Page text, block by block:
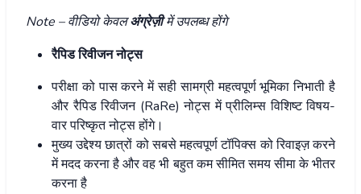
Note – वीडियो केवलअंग्रेज़ीमें उपलब्ध होंगे
रैपिड रिवीजन नोट्स
परीक्षा को पास करने में सही सामग्री महत्वपूर्ण भूमिका निभाती है
और रैपिड रिवीजन (RaRe) नोट्स में प्रीलिम्स विशिष्ट विषय-
वार परिष्कृत नोट्स होंगे।
मुख्य उद्देश्य छात्रों को सबसे महत्वपूर्ण टॉपिक्स को रिवाइज़ करने
में मदद करना है और वह भी बहुत कम सीमित समय सीमा के भीतर
करना है